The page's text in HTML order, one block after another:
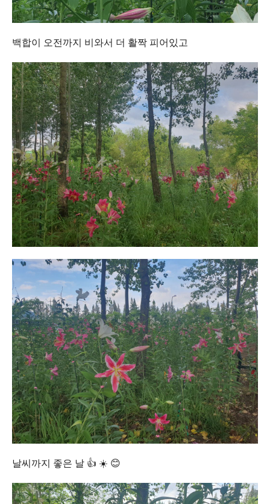
백합이 오전까지 비와서 더 활짝 피어있고
날씨까지 좋은 날 👍 ☀️ 😊